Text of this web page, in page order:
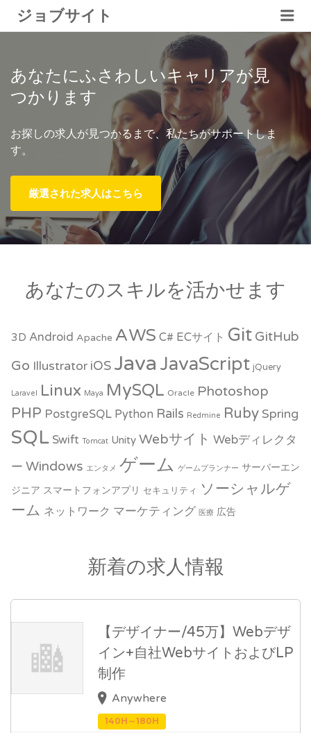
ジョブサイト
メ
ニ
ュ
ー
あなたにふさわしいキャリアが見
つかります
お探しの求人が見つかるまで、私たちがサポートしま
す。
厳選された求人はこちら
あなたのスキルを活かせます
3D Android Apache AWS C# ECサイト Git GitHub
Go Illustrator iOS Java JavaScript jQuery
Laravel Linux Maya MySQL Oracle Photoshop
PHP PostgreSQL Python Rails Redmine RubySpring
SQL Swift Tomcat Unity Webサイト Webディレクタ
ー Windows エンタメ ゲーム ゲームプランナー サーバーエン
ジニア スマートフォンアプリ セキュリティ ソーシャルゲ
ーム ネットワーク マーケティング 医療 広告
新着の求人情報
【デザイナー/45万】Webデザ
イン+自社WebサイトおよびLP
制作
Anywhere
140H～180H